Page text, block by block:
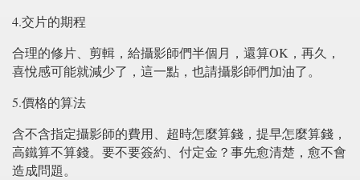
4.交片的期程
合理的修片、剪輯，給攝影師們半個月，還算OK，再久，
喜悅感可能就減少了，這一點，也請攝影師們加油了。
5.價格的算法
含不含指定攝影師的費用、超時怎麼算錢，提早怎麼算錢，
高鐵算不算錢。要不要簽約、付定金？事先愈清楚，愈不會
造成問題。